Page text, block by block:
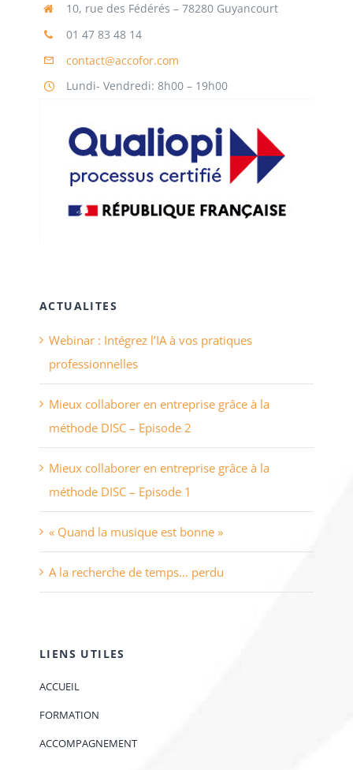
10, rue des Fédérés – 78280 Guyancourt
01 47 83 48 14
contact@accofor.com
Lundi- Vendredi: 8h00 – 19h00
ACTUALITES
Webinar : Intégrez l’IA à vos pratiques
professionnelles
Mieux collaborer en entreprise grâce à la
méthode DISC – Episode 2
Mieux collaborer en entreprise grâce à la
méthode DISC – Episode 1
« Quand la musique est bonne »
A la recherche de temps… perdu
LIENS UTILES
ACCUEIL
FORMATION
ACCOMPAGNEMENT